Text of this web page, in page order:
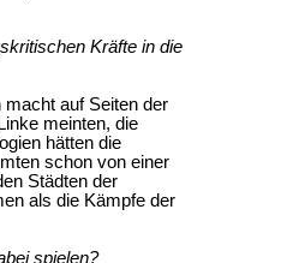
Kräfte in die
macht auf Seiten der
meinten, die
hätten die
schon von einer
Städten der
als die Kämpfe der
spielen?